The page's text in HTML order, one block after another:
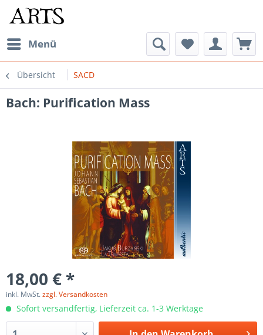
Menü
Übersicht SACD
Bach: Purification Mass
18,00 € *
inkl. MwSt.zzgl. Versandkosten
Sofort versandfertig, Lieferzeit ca. 1-3 Werktage